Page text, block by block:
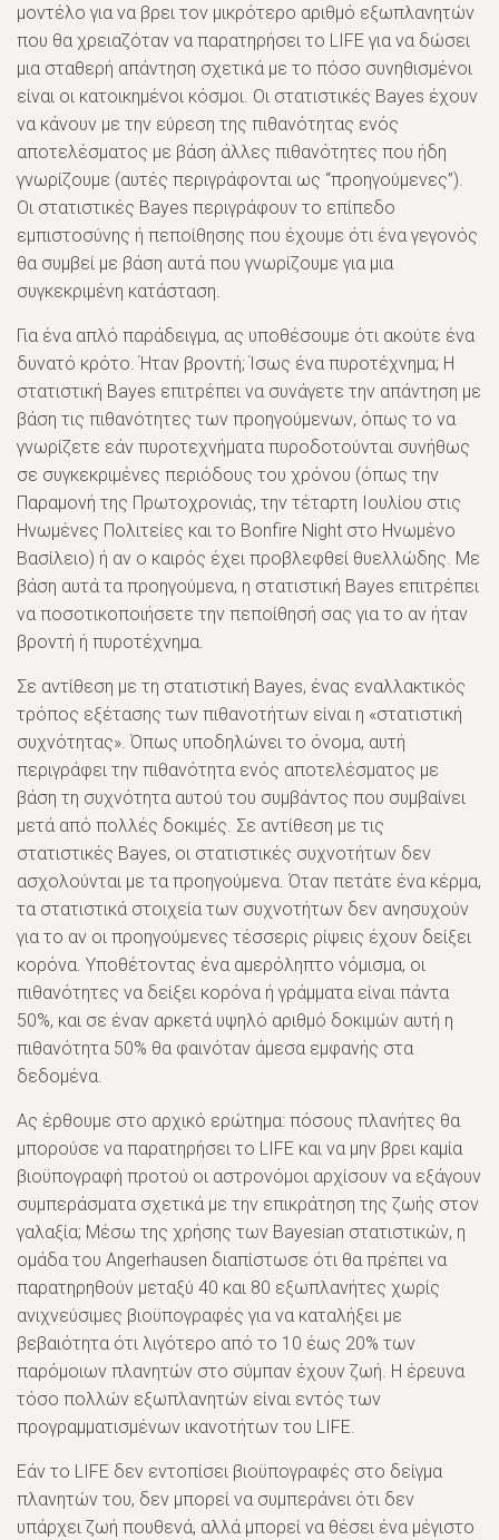
μοντέλο για να βρει τον μικρότερο αριθμό εξωπλανητών
που θα χρειαζόταν να παρατηρήσει το LIFE για να δώσει
μια σταθερή απάντηση σχετικά με το πόσο συνηθισμένοι
είναι οι κατοικημένοι κόσμοι. Οι στατιστικές Bayes έχουν
να κάνουν με την εύρεση της πιθανότητας ενός
αποτελέσματος με βάση άλλες πιθανότητες που ήδη
γνωρίζουμε (αυτές περιγράφονται ως “προηγούμενες”).
Οι στατιστικές Bayes περιγράφουν το επίπεδο
εμπιστοσύνης ή πεποίθησης που έχουμε ότι ένα γεγονός
θα συμβεί με βάση αυτά που γνωρίζουμε για μια
συγκεκριμένη κατάσταση.
Για ένα απλό παράδειγμα, ας υποθέσουμε ότι ακούτε ένα
δυνατό κρότο. Ήταν βροντή; Ίσως ένα πυροτέχνημα; Η
στατιστική Bayes επιτρέπει να συνάγετε την απάντηση με
βάση τις πιθανότητες των προηγούμενων, όπως το να
γνωρίζετε εάν πυροτεχνήματα πυροδοτούνται συνήθως
σε συγκεκριμένες περιόδους του χρόνου (όπως την
Παραμονή της Πρωτοχρονιάς, την τέταρτη Ιουλίου στις
Ηνωμένες Πολιτείες και το Bonfire Night στο Ηνωμένο
Βασίλειο) ή αν ο καιρός έχει προβλεφθεί θυελλώδης. Με
βάση αυτά τα προηγούμενα, η στατιστική Bayes επιτρέπει
να ποσοτικοποιήσετε την πεποίθησή σας για το αν ήταν
βροντή ή πυροτέχνημα.
Σε αντίθεση με τη στατιστική Bayes, ένας εναλλακτικός
τρόπος εξέτασης των πιθανοτήτων είναι η «στατιστική
συχνότητας». Όπως υποδηλώνει το όνομα, αυτή
περιγράφει την πιθανότητα ενός αποτελέσματος με
βάση τη συχνότητα αυτού του συμβάντος που συμβαίνει
μετά από πολλές δοκιμές. Σε αντίθεση με τις
στατιστικές Bayes, οι στατιστικές συχνοτήτων δεν
ασχολούνται με τα προηγούμενα. Όταν πετάτε ένα κέρμα,
τα στατιστικά στοιχεία των συχνοτήτων δεν ανησυχούν
για το αν οι προηγούμενες τέσσερις ρίψεις έχουν δείξει
κορόνα. Υποθέτοντας ένα αμερόληπτο νόμισμα, οι
πιθανότητες να δείξει κορόνα ή γράμματα είναι πάντα
50%, και σε έναν αρκετά υψηλό αριθμό δοκιμών αυτή η
πιθανότητα 50% θα φαινόταν άμεσα εμφανής στα
δεδομένα.
Ας έρθουμε στο αρχικό ερώτημα: πόσους πλανήτες θα
μπορούσε να παρατηρήσει το LIFE και να μην βρει καμία
βιοϋπογραφή προτού οι αστρονόμοι αρχίσουν να εξάγουν
συμπεράσματα σχετικά με την επικράτηση της ζωής στον
γαλαξία; Μέσω της χρήσης των Bayesian στατιστικών, η
ομάδα του Angerhausen διαπίστωσε ότι θα πρέπει να
παρατηρηθούν μεταξύ 40 και 80 εξωπλανήτες χωρίς
ανιχνεύσιμες βιοϋπογραφές για να καταλήξει με
βεβαιότητα ότι λιγότερο από το 10 έως 20% των
παρόμοιων πλανητών στο σύμπαν έχουν ζωή. Η έρευνα
τόσο πολλών εξωπλανητών είναι εντός των
προγραμματισμένων ικανοτήτων του LIFE.
Εάν το LIFE δεν εντοπίσει βιοϋπογραφές στο δείγμα
πλανητών του, δεν μπορεί να συμπεράνει ότι δεν
υπάρχει ζωή πουθενά, αλλά μπορεί να θέσει ένα μέγιστο